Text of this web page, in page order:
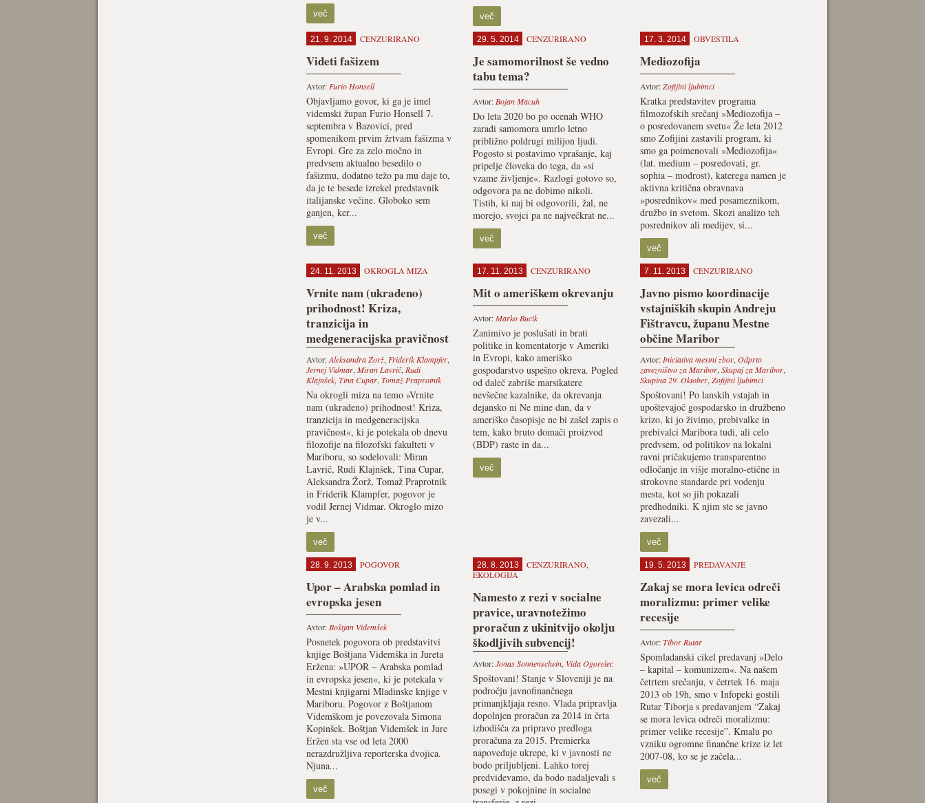
več več
21. 9. 2014 CENZURIRANO
Videti fašizem
Avtor: Furio Honsell
Objavljamo govor, ki ga je imel
videmski župan Furio Honsell 7.
septembra v Bazovici, pred
spomenikom prvim žrtvam fašizma v
Evropi. Gre za zelo močno in
predvsem aktualno besedilo o
fašizmu, dodatno težo pa mu daje to,
da je te besede izrekel predstavnik
italijanske večine. Globoko sem
ganjen, ker...
več
29. 5. 2014 CENZURIRANO
Je samomorilnost še vedno
tabu tema?
Avtor: Bojan Macuh
Do leta 2020 bo po ocenah WHO
zaradi samomora umrlo letno
približno poldrugi milijon ljudi.
Pogosto si postavimo vprašanje, kaj
pripelje človeka do tega, da »si
vzame življenje«. Razlogi gotovo so,
odgovora pa ne dobimo nikoli.
Tistih, ki naj bi odgovorili, žal, ne
morejo, svojci pa ne največkrat ne...
več
17. 3. 2014 OBVESTILA
Mediozofija
Avtor:Zofijini ljubimci
Kratka predstavitev programa
filmozofskih srečanj »Mediozofija –
o posredovanem svetu« Že leta 2012
smo Zofijini zastavili program, ki
smo ga poimenovali »Mediozofija«
(lat. medium – posredovati, gr.
sophia – modrost), katerega namen je
aktivna kritična obravnava
»posrednikov« med posameznikom,
družbo in svetom. Skozi analizo teh
posrednikov ali medijev, si...
več
24. 11. 2013 OKROGLA MIZA
Vrnite nam (ukradeno)
prihodnost! Kriza,
tranzicija in
medgeneracijska pravičnost
Avtor:Aleksandra Žorž, Friderik Klampfer,
Jernej Vidmar, Miran Lavrič, Rudi
Klajnšek, Tina Cupar, Tomaž Praprotnik
Na okrogli miza na temo »Vrnite
nam (ukradeno) prihodnost! Kriza,
tranzicija in medgeneracijska
pravičnost«, ki je potekala ob dnevu
filozofije na filozofski fakulteti v
Mariboru, so sodelovali: Miran
Lavrič, Rudi Klajnšek, Tina Cupar,
Aleksandra Žorž, Tomaž Praprotnik
in Friderik Klampfer, pogovor je
vodil Jernej Vidmar. Okroglo mizo
je v...
več
17. 11. 2013 CENZURIRANO
Mit o ameriškem okrevanju
Avtor:Marko Bucik
Zanimivo je poslušati in brati
politike in komentatorje v Ameriki
in Evropi, kako ameriško
gospodarstvo uspešno okreva. Pogled
od daleč zabriše marsikatere
nevšečne kazalnike, da okrevanja
dejansko ni Ne mine dan, da v
ameriško časopisje ne bi zašel zapis o
tem, kako bruto domači proizvod
(BDP) raste in da...
več
7. 11. 2013 CENZURIRANO
Javno pismo koordinacije
vstajniških skupin Andreju
Fištravcu, županu Mestne
občine Maribor
Avtor: Iniciativa mestni zbor, Odprto
zavezništvo za Maribor, Skupaj za Maribor,
Skupina 29. Oktober, Zofijini ljubimci
Spoštovani! Po lanskih vstajah in
upoštevajoč gospodarsko in družbeno
krizo, ki jo živimo, prebivalke in
prebivalci Maribora tudi, ali celo
predvsem, od politikov na lokalni
ravni pričakujemo transparentno
odločanje in višje moralno-etične in
strokovne standarde pri vodenju
mesta, kot so jih pokazali
predhodniki. K njim ste se javno
zavezali...
več
28. 9. 2013 POGOVOR
Upor – Arabska pomlad in
evropska jesen
Avtor: Boštjan Videmšek
Posnetek pogovora ob predstavitvi
knjige Boštjana Videmška in Jureta
Eržena: »UPOR – Arabska pomlad
in evropska jesen«, ki je potekala v
Mestni knjigarni Mladinske knjige v
Mariboru. Pogovor z Boštjanom
Videmškom je povezovala Simona
Kopinšek. Boštjan Videmšek in Jure
Eržen sta vse od leta 2000
nerazdružljiva reporterska dvojica.
Njuna...
več
28. 8. 2013 CENZURIRANO,
EKOLOGIJA
Namesto z rezi v socialne
pravice, uravnotežimo
proračun z ukinitvijo okolju
škodljivih subvencij!
Avtor:Jonas Sonnenschein, Vida Ogorelec
Spoštovani! Stanje v Sloveniji je na
področju javnofinančnega
primanjkljaja resno. Vlada pripravlja
dopolnjen proračun za 2014 in črta
izhodišča za pripravo predloga
proračuna za 2015. Premierka
napoveduje ukrepe, ki v javnosti ne
bodo priljubljeni. Lahko torej
predvidevamo, da bodo nadaljevali s
posegi v pokojnine in socialne
19. 5. 2013 PREDAVANJE
Zakaj se mora levica odreči
moralizmu: primer velike
recesije
Avtor:Tibor Rutar
Spomladanski cikel predavanj »Delo
– kapital – komunizem«. Na našem
četrtem srečanju, v četrtek 16. maja
2013 ob 19h, smo v Infopeki gostili
Rutar Tiborja s predavanjem “Zakaj
se mora levica odreči moralizmu:
primer velike recesije”. Kmalu po
vzniku ogromne finančne krize iz let
2007-08, ko se je začela...
več